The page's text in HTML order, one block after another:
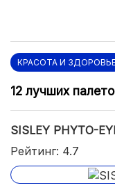
КРАСОТА И
12 лучших
SISLEY PHYTO-
Рейтинг: 4.7